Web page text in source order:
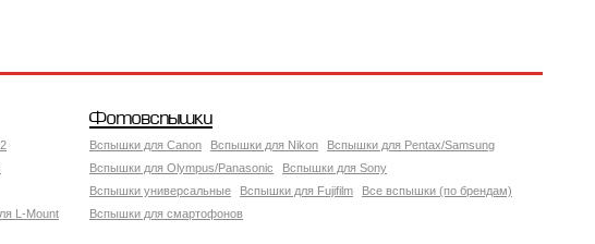
L-Mount
Фотовспышки
Вспышки для Canon Вспышки для Nikon
Вспышки для Pentax/Samsung
Вспышки для Olympus/Panasonic
Вспышки для Sony
Вспышки универсальные
Вспышки для Fujifilm
Все вспышки (по брендам)
Вспышки для смартофонов